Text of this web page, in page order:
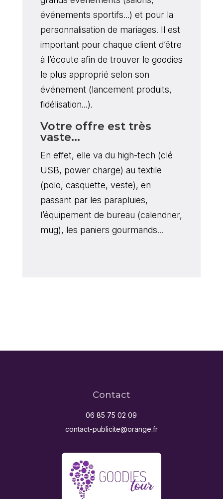
événements sportifs...) et pour la
personnalisation de mariages. Il est
important pour chaque client d’être
à l’écoute afin de trouver le goodies
le plus approprié selon son
événement (lancement produits,
fidélisation...).
Votre offre est très
vaste...
En effet, elle va du high-tech (clé
USB, power charge) au textile
(polo, casquette, veste), en
passant par les parapluies,
l’équipement de bureau (calendrier,
mug), les paniers gourmands...
Contact
06 85 75 02 09
contact-publicite@orange.fr